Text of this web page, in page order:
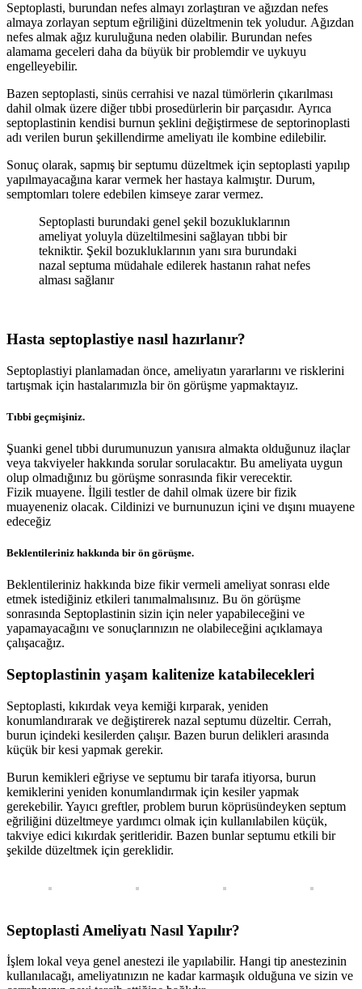
Septoplasti, burundan nefes almayı zorlaştıran ve ağızdan nefes
almaya zorlayan septum eğriliğini düzeltmenin tek yoludur. Ağızdan
nefes almak ağız kuruluğuna neden olabilir. Burundan nefes
alamama geceleri daha da büyük bir problemdir ve uykuyu
engelleyebilir.
Bazen septoplasti, sinüs cerrahisi ve nazal tümörlerin çıkarılması
dahil olmak üzere diğer tıbbi prosedürlerin bir parçasıdır. Ayrıca
septoplastinin kendisi burnun şeklini değiştirmese de septorinoplasti
adı verilen burun şekillendirme ameliyatı ile kombine edilebilir.
Sonuç olarak, sapmış bir septumu düzeltmek için septoplasti yapılıp
yapılmayacağına karar vermek her hastaya kalmıştır. Durum,
semptomları tolere edebilen kimseye zarar vermez.
Septoplasti burundaki genel şekil bozukluklarının
ameliyat yoluyla düzeltilmesini sağlayan tıbbi bir
tekniktir. Şekil bozukluklarının yanı sıra burundaki
nazal septuma müdahale edilerek hastanın rahat nefes
alması sağlanır
Hasta septoplastiye nasıl hazırlanır?
Septoplastiyi planlamadan önce, ameliyatın yararlarını ve risklerini
tartışmak için hastalarımızla bir ön görüşme yapmaktayız.
Tıbbi geçmişiniz.
Şuanki genel tıbbi durumunuzun yanısıra almakta olduğunuz ilaçlar
veya takviyeler hakkında sorular sorulacaktır. Bu ameliyata uygun
olup olmadığınız bu görüşme sonrasında fikir verecektir.
Fizik muayene. İlgili testler de dahil olmak üzere bir fizik
muayeneniz olacak. Cildinizi ve burnunuzun içini ve dışını muayene
edeceğiz
Beklentileriniz hakkında bir ön görüşme.
Beklentileriniz hakkında bize fikir vermeli ameliyat sonrası elde
etmek istediğiniz etkileri tanımalmalısınız. Bu ön görüşme
sonrasında Septoplastinin sizin için neler yapabileceğini ve
yapamayacağını ve sonuçlarınızın ne olabileceğini açıklamaya
çalışacağız.
Septoplastinin yaşam kalitenize katabilecekleri
Septoplasti, kıkırdak veya kemiği kırparak, yeniden
konumlandırarak ve değiştirerek nazal septumu düzeltir. Cerrah,
burun içindeki kesilerden çalışır. Bazen burun delikleri arasında
küçük bir kesi yapmak gerekir.
Burun kemikleri eğriyse ve septumu bir tarafa itiyorsa, burun
kemiklerini yeniden konumlandırmak için kesiler yapmak
gerekebilir. Yayıcı greftler, problem burun köprüsündeyken septum
eğriliğini düzeltmeye yardımcı olmak için kullanılabilen küçük,
takviye edici kıkırdak şeritleridir. Bazen bunlar septumu etkili bir
şekilde düzeltmek için gereklidir.
Septoplasti Ameliyatı Nasıl Yapılır?
İşlem lokal veya genel anestezi ile yapılabilir. Hangi tip anestezinin
kullanılacağı, ameliyatınızın ne kadar karmaşık olduğuna ve sizin ve